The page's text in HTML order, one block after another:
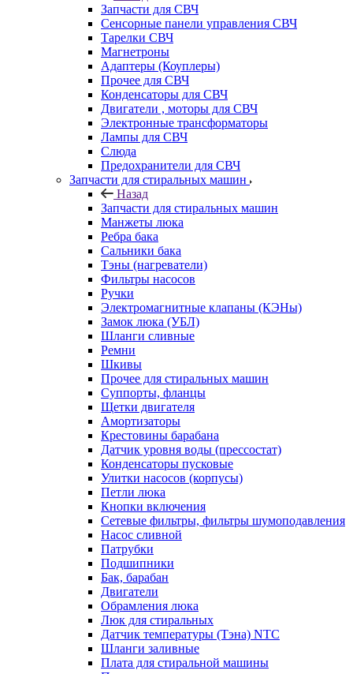
Запчасти для СВЧ
Сенсорные панели управления СВЧ
Тарелки СВЧ
Магнетроны
Адаптеры (Коуплеры)
Прочее для СВЧ
Конденсаторы для СВЧ
Двигатели , моторы для СВЧ
Электронные трансформаторы
Лампы для СВЧ
Слюда
Предохранители для СВЧ
Запчасти для стиральных машин
Назад
Запчасти для стиральных машин
Манжеты люка
Ребра бака
Сальники бака
Тэны (нагреватели)
Фильтры насосов
Ручки
Электромагнитные клапаны (КЭНы)
Замок люка (УБЛ)
Шланги сливные
Ремни
Шкивы
Прочее для стиральных машин
Суппорты, фланцы
Щетки двигателя
Амортизаторы
Крестовины барабана
Датчик уровня воды (прессостат)
Конденсаторы пусковые
Улитки насосов (корпусы)
Петли люка
Кнопки включения
Сетевые фильтры, фильтры шумоподавления
Насос сливной
Патрубки
Подшипники
Бак, барабан
Двигатели
Обрамления люка
Люк для стиральных
Датчик температуры (Тэна) NTC
Шланги заливные
Плата для стиральной машины